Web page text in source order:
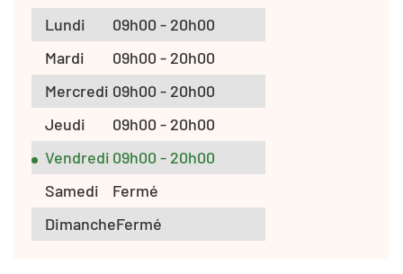
Lundi
09h00 - 20h00
Mardi
09h00 - 20h00
Mercredi 09h00 - 20h00
Jeudi
09h00 - 20h00
Vendredi 09h00 - 20h00
Samedi
Fermé
DimancheFermé